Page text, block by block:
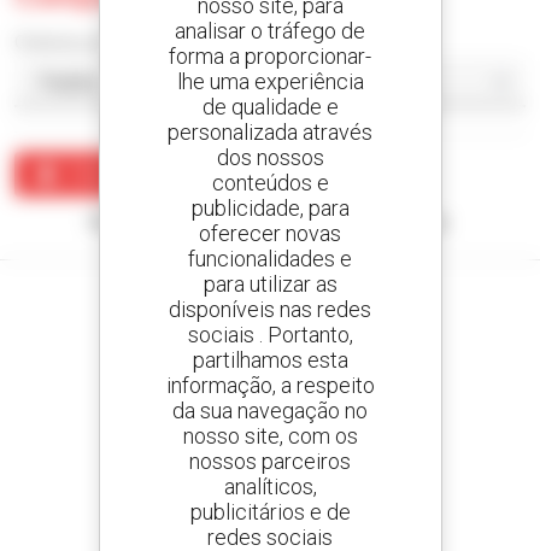
Nenhum resultado corresponde à sua pesquisa.
Crie os seus alertas
e receba anúncios de equipamentos usados
800 concessionários
A Manitou em todo o mundo
nosso site, para
analisar o tráfego de
forma a proporcionar-
lhe uma experiência
de qualidade e
personalizada através
dos nossos
conteúdos e
publicidade, para
oferecer novas
funcionalidades e
para utilizar as
disponíveis nas redes
sociais . Portanto,
partilhamos esta
informação, a respeito
da sua navegação no
nosso site, com os
nossos parceiros
analíticos,
publicitários e de
redes sociais